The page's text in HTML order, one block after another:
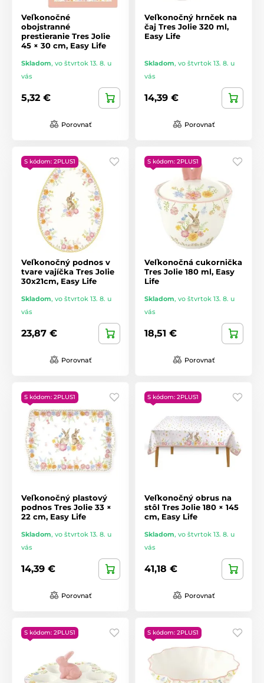
Veľkonočné
obojstranné
prestieranie Tres Jolie
45 × 30 cm, Easy Life
Skladom, vo štvrtok 13. 8. u
vás
5,32 €
Porovnať
Veľkonočný hrnček na
čaj Tres Jolie 320 ml,
Easy Life
Skladom, vo štvrtok 13. 8. u
vás
14,39 €
Porovnať
S kódom: 2PLUS1
Veľkonočný podnos v
tvare vajíčka Tres Jolie
30x21cm, Easy Life
Skladom, vo štvrtok 13. 8. u
vás
23,87 €
Porovnať
S kódom: 2PLUS1
Veľkonočná cukornička
Tres Jolie 180 ml, Easy
Life
Skladom, vo štvrtok 13. 8. u
vás
18,51 €
Porovnať
S kódom: 2PLUS1
Veľkonočný plastový
podnos Tres Jolie 33 ×
22 cm, Easy Life
Skladom, vo štvrtok 13. 8. u
vás
14,39 €
Porovnať
S kódom: 2PLUS1
Veľkonočný obrus na
stôl Tres Jolie 180 × 145
cm, Easy Life
Skladom, vo štvrtok 13. 8. u
vás
41,18 €
Porovnať
S kódom: 2PLUS1 S kódom: 2PLUS1